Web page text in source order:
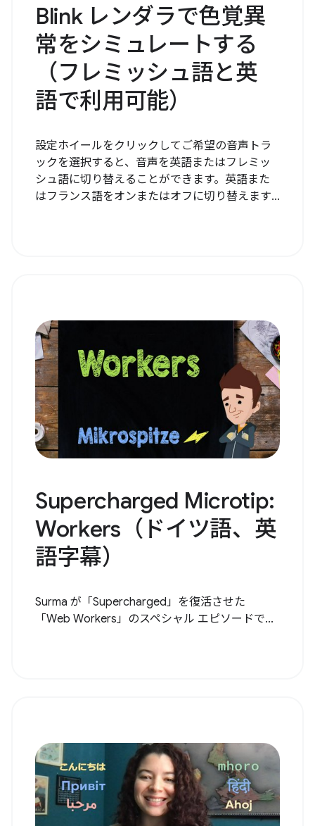
Blink レンダラで色覚異
常をシミュレートする
（フレミッシュ語と英
語で利用可能）
設定ホイールをクリックしてご希望の音声トラ
ックを選択すると、音声を英語またはフレミッ
シュ語に切り替えることができます。英語また
はフランス語をオンまたはオフに切り替えます...
Supercharged Microtip:
Workers（ドイツ語、英
語字幕）
Surma が「Supercharged」を復活させた
「Web Workers」のスペシャル エピソードで...